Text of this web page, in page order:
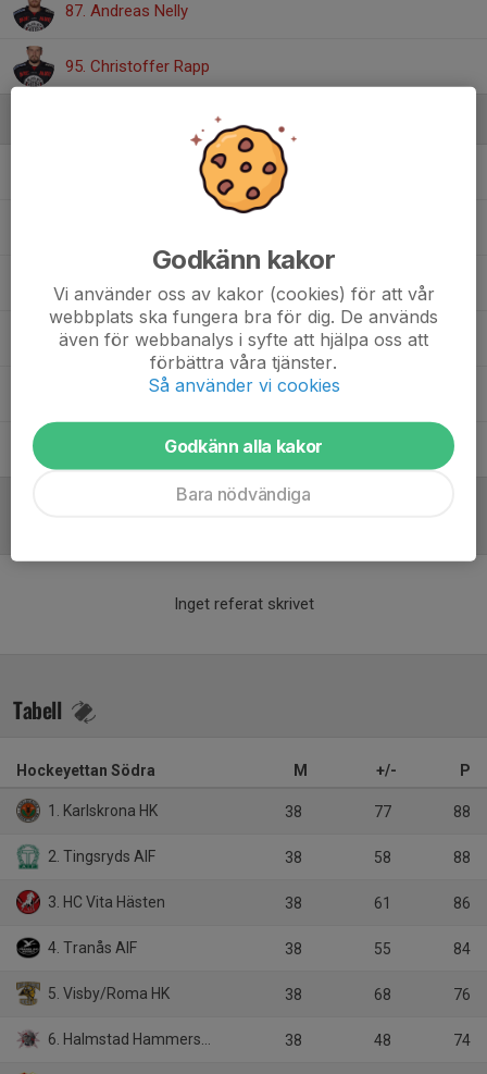
87. Andreas Nelly
95. Christoffer Rapp
Sportchef, assisterande tränare
Gustav Kindgren Team Manager
Per-Ola LundqvistMaterialförvaltare
Robert NorinSportgruppen
Ronny FilipssonMaterialförvaltare
Inget referat skrivet
Tabell
Hockeyettan Södra M +/- P
1. Karlskrona HK 38 77 88
2. Tingsryds AIF 38 58 88
3. HC Vita Hästen 38 61 86
4. Tranås AIF 38 55 84
5. Visby/Roma HK 38 68 76
6. Halmstad Hammers HC 38 48 74
Godkänn kakor
Vi använder oss av kakor (cookies) för att vår
webbplats ska fungera bra för dig. De används
även för webbanalys i syfte att hjälpa oss att
förbättra våra tjänster.
Så använder vi cookies
Godkänn alla kakor
Bara nödvändiga